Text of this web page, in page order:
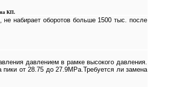
на КП.
не набирает оборотов больше 1500 тыс. после
давлением в рамке высокого давления.
от 28.75 до 27.9МРа.Требуется ли замена